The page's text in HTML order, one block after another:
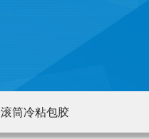
滚筒冷粘包胶